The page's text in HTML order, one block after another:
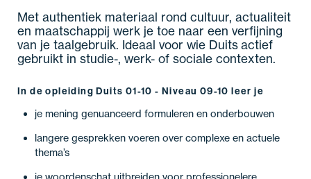
Met authentiek materiaal rond cultuur, actualiteit
en maatschappij werk je toe naar een verfijning
van je taalgebruik. Ideaal voor wie Duits actief
gebruikt in studie-, werk- of sociale contexten.
In de opleiding Duits 01-10 - Niveau 09-10 leer je
je mening genuanceerd formuleren en onderbouwen
langere gesprekken voeren over complexe en actuele
thema’s